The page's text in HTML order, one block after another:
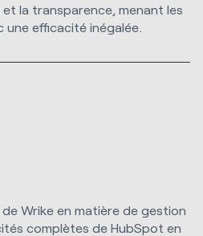
la transparence, menant les
efficacité inégalée.
Wrike en matière de gestion
complètes de HubSpot en